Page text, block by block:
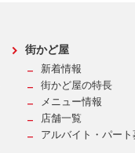
街かど屋
新着情報
街かど屋の特長
メニュー情報
店舗一覧
アルバイト・パート